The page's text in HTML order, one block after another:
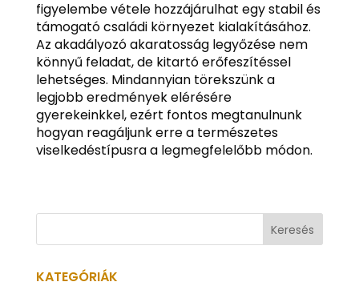
figyelembe vétele hozzájárulhat egy stabil és
támogató családi környezet kialakításához.
Az akadályozó akaratosság legyőzése nem
könnyű feladat, de kitartó erőfeszítéssel
lehetséges. Mindannyian törekszünk a
legjobb eredmények elérésére
gyerekeinkkel, ezért fontos megtanulnunk
hogyan reagáljunk erre a természetes
viselkedéstípusra a legmegfelelőbb módon.
KATEGÓRIÁK